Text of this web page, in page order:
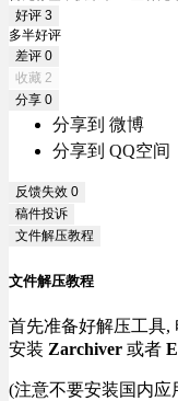
好评 3
多半好评
差评 0
收藏 2
分享 0
分享到 微博
分享到 QQ空间
反馈失效 0
稿件投诉
文件解压教程
文件解压教程
首先准备好解压工具,
安装 Zarchiver 或者
(注意不要安装国内应